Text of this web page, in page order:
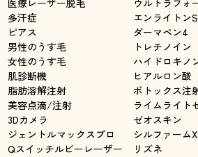
医療レーザー脱毛
多汗症
ピアス
男性のうす毛
女性のうす毛
肌診断機
脂肪溶解注射
美容点滴/注射
3Dカメラ
ジェントルマックスプロ
Qスイッチルビーレーザー
ウルトラフォ
エンライトン
ダーマペン4
トレチノイン
ハイドロキノ
ヒアルロン酸
ボトックス注
ライムライト
ゼオスキン
シルファームX
リズネ